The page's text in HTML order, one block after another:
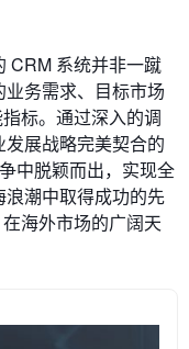
CRM 系统并非一蹴
务需求、目标市场
标。通过深入的调
展战略完美契合的
中脱颖而出，实现全
潮中取得成功的先
海外市场的广阔天